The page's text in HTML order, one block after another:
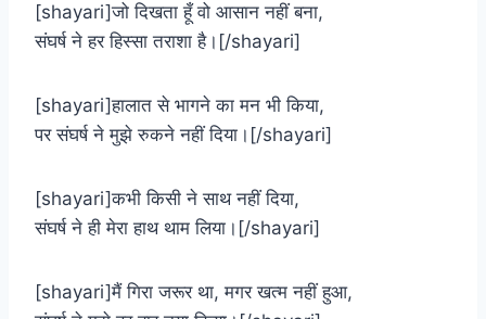
[shayari]जो दिखता हूँ वो आसान नहीं बना,
संघर्ष ने हर हिस्सा तराशा है।[/shayari]
[shayari]हालात से भागने का मन भी किया,
पर संघर्ष ने मुझे रुकने नहीं दिया।[/shayari]
[shayari]कभी किसी ने साथ नहीं दिया,
संघर्ष ने ही मेरा हाथ थाम लिया।[/shayari]
[shayari]मैं गिरा जरूर था, मगर खत्म नहीं हुआ,